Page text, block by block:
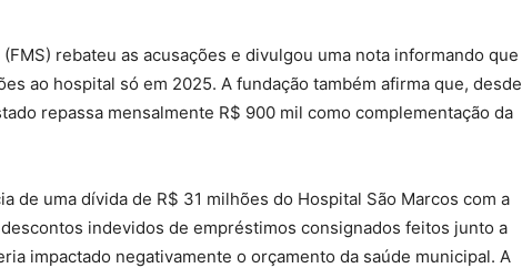
rebateu as acusações e divulgou uma nota informando que
ao hospital só em 2025. A fundação também afirma que, desde
repassa mensalmente R$ 900 mil como complementação da
de uma dívida de R$ 31 milhões do Hospital São Marcos com a
indevidos de empréstimos consignados feitos junto a
impactado negativamente o orçamento da saúde municipal. A